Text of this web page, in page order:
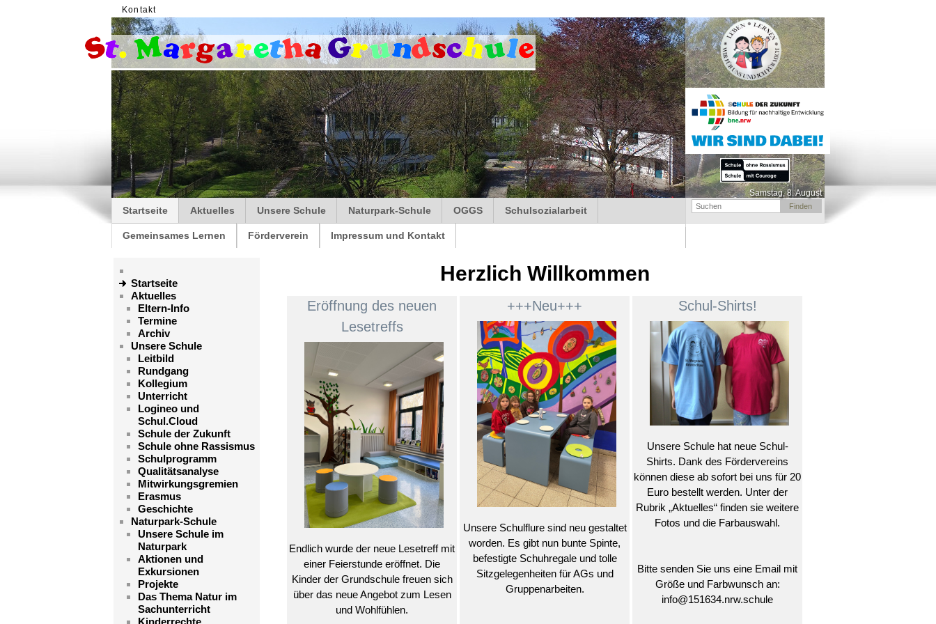
Kontakt
Samstag, 8. August
Startseite Aktuelles Unsere Schule Naturpark-Schule OGGS Schulsozialarbeit
Gemeinsames Lernen Förderverein Impressum und Kontakt
Herzlich Willkommen
Eröffnung des neuen
Lesetreffs
Endlich wurde der neue Lesetreff mit
einer Feierstunde eröffnet. Die
Kinder der Grundschule freuen sich
über das neue Angebot zum Lesen
und Wohlfühlen.
+++Neu+++
Unsere Schulflure sind neu gestaltet
worden. Es gibt nun bunte Spinte,
befestigte Schuhregale und tolle
Sitzgelegenheiten für AGs und
Gruppenarbeiten.
Schul-Shirts!
Unsere Schule hat neue Schul-
Shirts. Dank des Fördervereins
können diese ab sofort bei uns für 20
Euro bestellt werden. Unter der
Rubrik „Aktuelles“ finden sie weitere
Fotos und die Farbauswahl.
Bitte senden Sie uns eine Email mit
Größe und Farbwunsch an:
info@151634.nrw.schule
Startseite
Aktuelles
Eltern-Info
Termine
Archiv
Unsere Schule
Leitbild
Rundgang
Kollegium
Unterricht
Logineo und
Schul.Cloud
Schule der Zukunft
Schule ohne Rassismus
Schulprogramm
Qualitätsanalyse
Mitwirkungsgremien
Erasmus
Geschichte
Naturpark-Schule
Unsere Schule im
Naturpark
Aktionen und
Exkursionen
Projekte
Das Thema Natur im
Sachunterricht